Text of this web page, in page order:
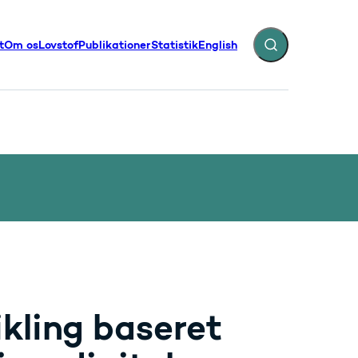
Om osLovstofPublikationerStatistikEnglish Fold søgefelt ud
- Flere links
baseret